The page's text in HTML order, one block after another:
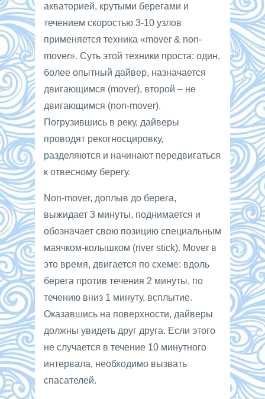
акваторией, крутыми берегами и
течением скоростью 3-10 узлов
применяется техника «mover & non-
mover». Суть этой техники проста: один,
более опытный дайвер, назначается
двигающимся (mover), второй – не
двигающимся (non-mover).
Погрузившись в реку, дайверы
проводят рекогносцировку,
разделяются и начинают передвигаться
к отвесному берегу.
Non-mover, доплыв до берега,
выжидает 3 минуты, поднимается и
обозначает свою позицию специальным
маячком-колышком (river stick). Mover в
это время, двигается по схеме: вдоль
берега против течения 2 минуты, по
течению вниз 1 минуту, всплытие.
Оказавшись на поверхности, дайверы
должны увидеть друг друга. Если этого
не случается в течение 10 минутного
интервала, необходимо вызвать
спасателей.